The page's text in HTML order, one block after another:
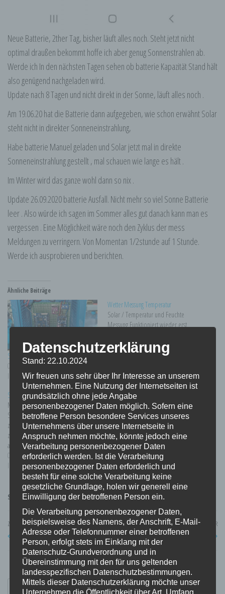
Neue Batterie, 2ther Tag, bisher läuft alles noch. Steht jetzt nicht
optimal draußen bekommt hoffe ich aber genug Sonnenstrahlen ab.
Werde ich In den nächsten Tagen sehen ob batterie Kapazität Stand hält
also genügend nachgeladen wird.
Update nach 8 Tagen und nicht direkt in der Sonne, läuft alles noch .
Am 19.06.20 hat die Batterie dann aufgegeben, wie schon erwähnt Solar
steht nicht in direkter Sonneneinstrahlung,
Habe batterie Manuel geladen und Solar jetzt mal in direkte
Sonneneinstrahlung gestellt , mal schauen wie lange es hält .
Im Winter wird das ganze wohl dann so nix .
Update 26.09.2020 batterie Ausfall. Nicht mehr so viel Sonne Batterie
leer . Also würde ich sagen im Sommer alles gut danach kann man es
vergessen . Eine Möglichkeit wäre noch den Zyklus der mess
Meldungen zu verringern. Von Momentan 1/2stunde auf 1 Stunde.
Werde ich ausprobieren und berichten.
Ähnliche Beiträge
Solar Wetterstation
06/04/2020
In "Arduino"
Wetter Messung Temperatur
Solar / Temperatur und Feuchte
Messung Funktioniert wieder erst
Mal sehen wie lange es hält. Und ob
die Batterie bei dieser Wetterlage
jetzt läuft alles gut .
In "Arduino"
Solarpanel hinterm Fenster
Mein Versuch auf einer nicht geraden
Sonnen Seite , ein 100W Solarpanel
zu betreiben. Momentaner stand bis
zu 2 W schaft das Panel . Eine 12V 7.5
ah Batterie dient als Ladungseinheit
und ein Solar Regler Von vitcron 16A
mit Bluetooth. Die Batterie wird
somit gerade mal am Leben
gehalten…
02/03/2024
In "Arduino"
Schlagwörter arduino Projekte solar wetter Wetterstation
Beitragsnavigation
Vorheriger
Beitrag
ZURÜCK
Corona Infekt zähler
WEITER
Überlebens Paket Corona
Suchen
Datenschutzerklärung
Stand: 22.10.2024
Wir freuen uns sehr über Ihr Interesse an unserem
Unternehmen. Eine Nutzung der Internetseiten ist
grundsätzlich ohne jede Angabe
personenbezogener Daten möglich. Sofern eine
betroffene Person besondere Services unseres
Unternehmens über unsere Internetseite in
Anspruch nehmen möchte, könnte jedoch eine
Verarbeitung personenbezogener Daten
erforderlich werden. Ist die Verarbeitung
personenbezogener Daten erforderlich und
besteht für eine solche Verarbeitung keine
gesetzliche Grundlage, holen wir generell eine
Einwilligung der betroffenen Person ein.
Die Verarbeitung personenbezogener Daten,
beispielsweise des Namens, der Anschrift, E-Mail-
Adresse oder Telefonnummer einer betroffenen
Person, erfolgt stets im Einklang mit der
Datenschutz-Grundverordnung und in
Übereinstimmung mit den für uns geltenden
landesspezifischen Datenschutzbestimmungen.
Mittels dieser Datenschutzerklärung möchte unser
Unternehmen die Öffentlichkeit über Art, Umfang